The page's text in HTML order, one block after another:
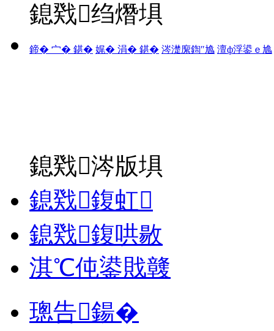
鎴戣绉熸埧
鍗� 宀� 鍖� 娓� 涓� 鍖� 涔濋緳鍧″尯 澶ф浮鍙ｅ尯
鎴戣涔版埧
鎴戣鍑虹
鎴戣鍑哄敭
淇℃伅鍙戝竷
璁告鍚�